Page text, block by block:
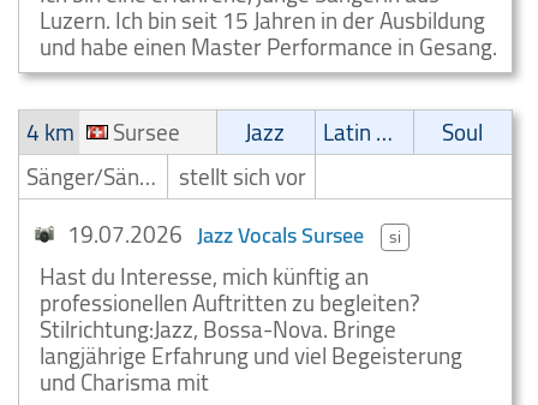
Luzern. Ich bin seit 15 Jahren in der Ausbildung
und habe einen Master Performance in Gesang.
4 km
Sursee Jazz Latin Musik
Soul
Sänger/Sängerin stellt sich vor
19.07.2026 Jazz Vocals Sursee si
Hast du Interesse, mich künftig an
professionellen Auftritten zu begleiten?
Stilrichtung:Jazz, Bossa-Nova. Bringe
langjährige Erfahrung und viel Begeisterung
und Charisma mit